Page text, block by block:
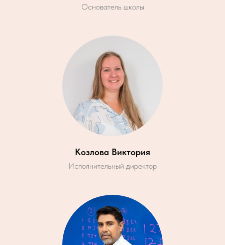
Основатель школы
Козлова Виктория
Исполнительный директор